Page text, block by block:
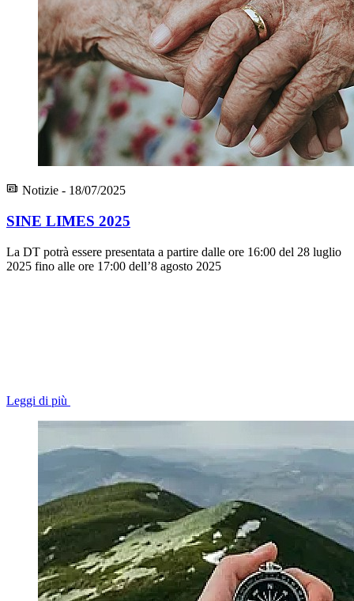
Notizie - 18/07/2025
SINE LIMES 2025
La DT potrà essere presentata a partire dalle ore 16:00 del 28 luglio
2025 fino alle ore 17:00 dell’8 agosto 2025
Leggi di più